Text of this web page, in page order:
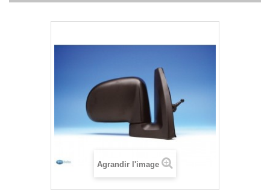
Agrandir l'image